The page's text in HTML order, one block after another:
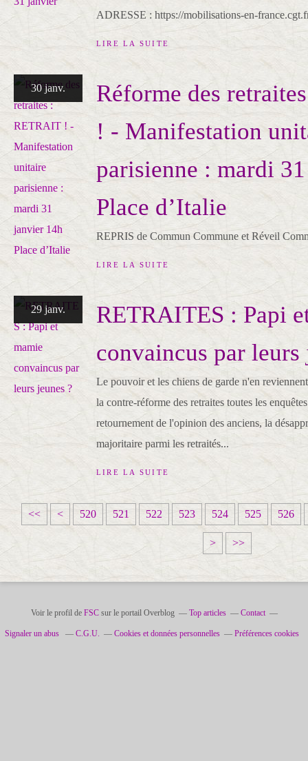
ADRESSE : https://mobilisations-en-
LIRE LA SUITE
30 janv.
Réforme des
! - Manifestation
parisienne : mardi
Place d’Italie
REPRIS de Commun Commune et Réveil
LIRE LA SUITE
29 janv.
RETRAITES : Papi
convaincus par leurs
Le pouvoir et les chiens de garde n'en
la contre-réforme des retraites toutes les
retournement de l'opinion des anciens, la
majoritaire parmi les retraités...
LIRE LA SUITE
<< <
5
5
520 521 522 523 524 525 526
> >>
Voir le profil de FSCsur le portail Overblog Top articles Contact
Signaler un abus C.G.U. Cookies et données personnelles Préférences cookies